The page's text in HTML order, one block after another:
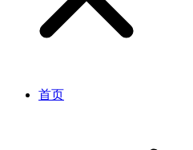
首页